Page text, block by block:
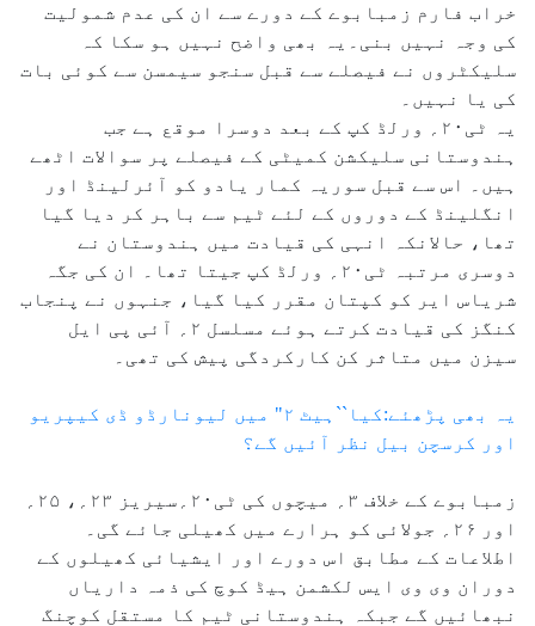
خراب فارم زمبابوے کے دورے سے ان کی عدم شمولیت
کی وجہ نہیں بنی۔یہ بھی واضح نہیں ہو سکا کہ
سلیکٹروں نے فیصلے سے قبل سنجو سیمسن سے کوئی بات
کی یا نہیں۔
یہ ٹی۲۰؍ ورلڈ کپ کے بعد دوسرا موقع ہے جب
ہندوستانی سلیکشن کمیٹی کے فیصلے پر سوالات اٹھے
ہیں۔ اس سے قبل سوریہ کمار یادو کو آئرلینڈ اور
انگلینڈ کے دوروں کے لئے ٹیم سے باہر کر دیا گیا
تھا، حالانکہ انہی کی قیادت میں ہندوستان نے
دوسری مرتبہ ٹی۲۰؍ ورلڈ کپ جیتا تھا۔ ان کی جگہ
شریاس ایر کو کپتان مقرر کیا گیا، جنہوں نے پنجاب
کنگز کی قیادت کرتے ہوئے مسلسل ۲؍ آئی پی ایل
سیزن میں متاثر کن کارکردگی پیش کی تھی۔
یہ بھی پڑھئے:کیا``ہیٹ ۲" میں لیونارڈو ڈی کیپریو
اور کرسچن بیل نظر آئیں گے؟
اور ۲۶؍ جولائی کو ہرارے میں کھیلی جائے گی۔
اطلاعات کے مطابق اس دورے اور ایشیائی کھیلوں کے
دوران وی وی ایس لکشمن ہیڈ کوچ کی ذمہ داریاں
نبھائیں گے جبکہ ہندوستانی ٹیم کا مستقل کوچنگ